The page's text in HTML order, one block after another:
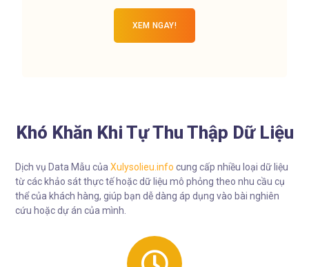
XEM NGAY!
Khó Khăn Khi Tự Thu Thập Dữ Liệu
Dịch vụ Data Mẫu củaXulysolieu.info cung cấp nhiều loại dữ liệu
từ các khảo sát thực tế hoặc dữ liệu mô phỏng theo nhu cầu cụ
thể của khách hàng, giúp bạn dễ dàng áp dụng vào bài nghiên
cứu hoặc dự án của mình.